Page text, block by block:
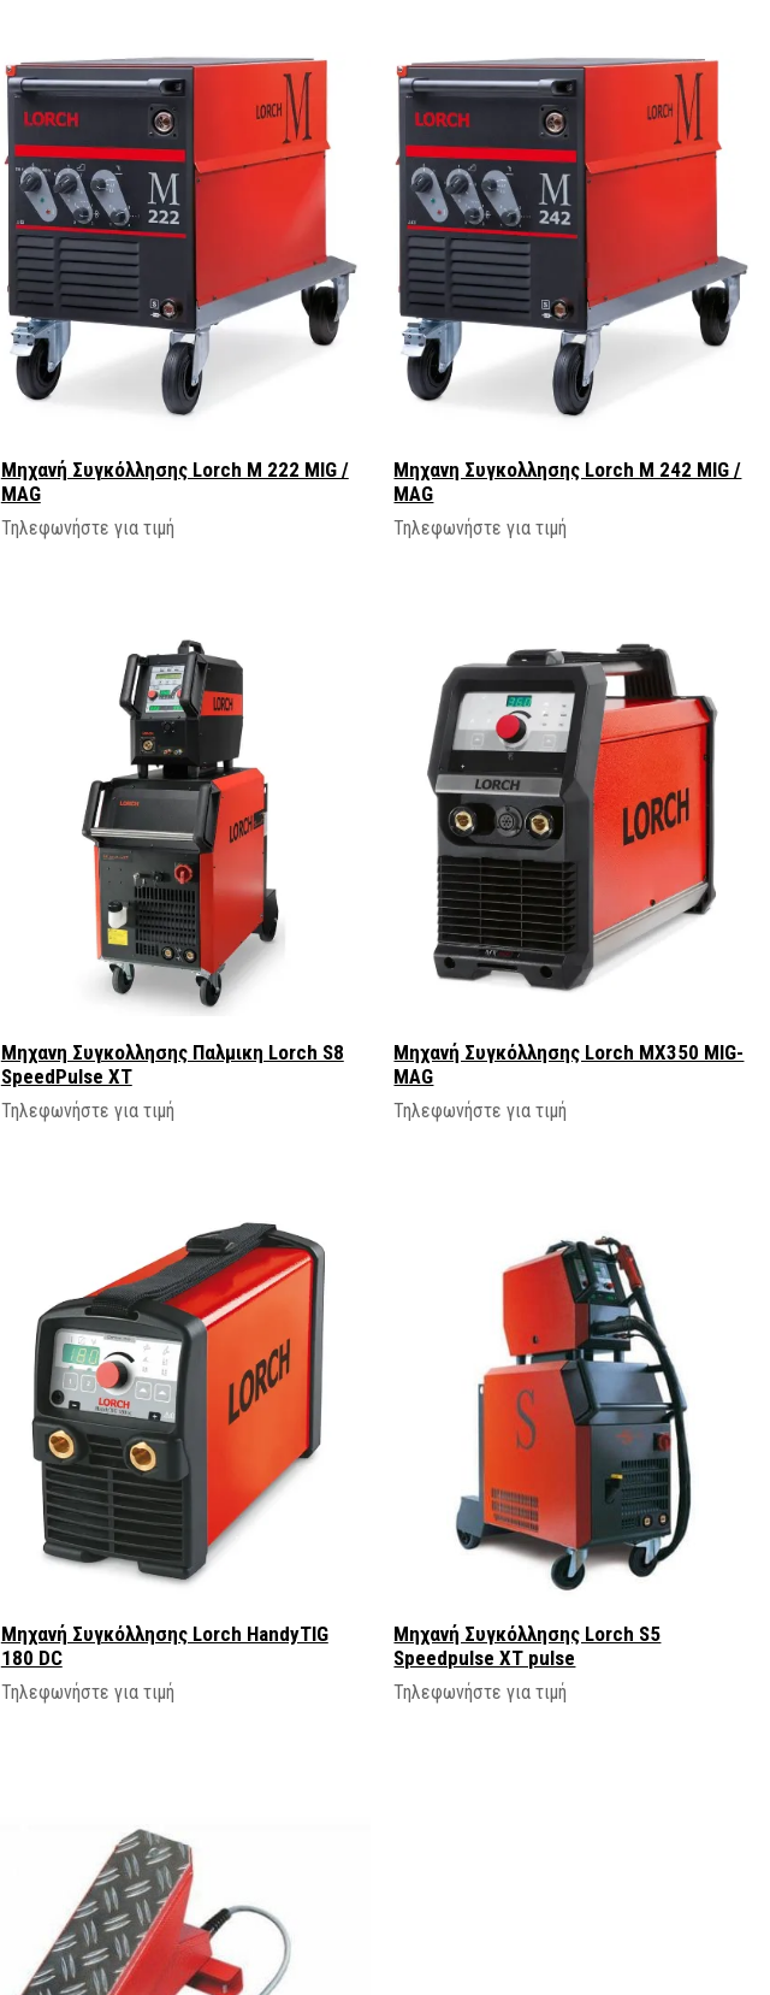
Μηχανή Συγκόλλησης Lorch M 222 MIG /
MAG
Τηλεφωνήστε για τιμή
Μηχανη Συγκολλησης Lorch M 242 MIG /
MAG
Τηλεφωνήστε για τιμή
Μηχανη Συγκολλησης Παλμικη Lorch S8
SpeedPulse XT
Τηλεφωνήστε για τιμή
Μηχανή Συγκόλλησης Lorch MX350 MIG-
MAG
Τηλεφωνήστε για τιμή
Μηχανή Συγκόλλησης Lorch HandyTIG
180 DC
Τηλεφωνήστε για τιμή
Μηχανή Συγκόλλησης Lorch S5
Speedpulse XT pulse
Τηλεφωνήστε για τιμή